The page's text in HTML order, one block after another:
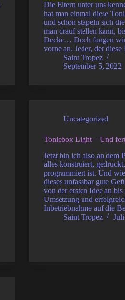
Die Eltern unter uns
hat man einmal diese
und schon stapeln sich
man drauf stellen kann,
Decke… Doch fangen
vorne an. Jeder, der
Saint Tropez
September 5, 2022
Uncategorized
Toniebox Light – Und
Jetzt bin ich also an dem
alles konstruiert,
programmiert ist. Und
dieses unfassbar gute
von der ersten Idee an bis
Umsetzung und
Inbetriebnahme auf die
Saint Tropez